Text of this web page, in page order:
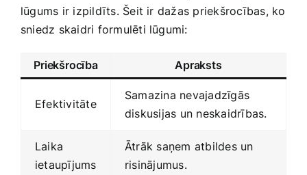
lūgums ir izpildīts. Šeit ir dažas priekšrocības, ko
sniedz skaidri formulēti lūgumi:
Priekšrocība Apraksts
Efektivitāte
Samazina nevajadzīgās
diskusijas un neskaidrības.
Laika
ietaupījums
Ātrāk saņem atbildes un
risinājumus.